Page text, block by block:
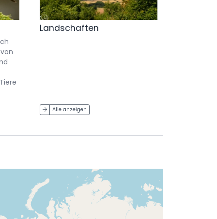
Landschaften
Alle anzeigen